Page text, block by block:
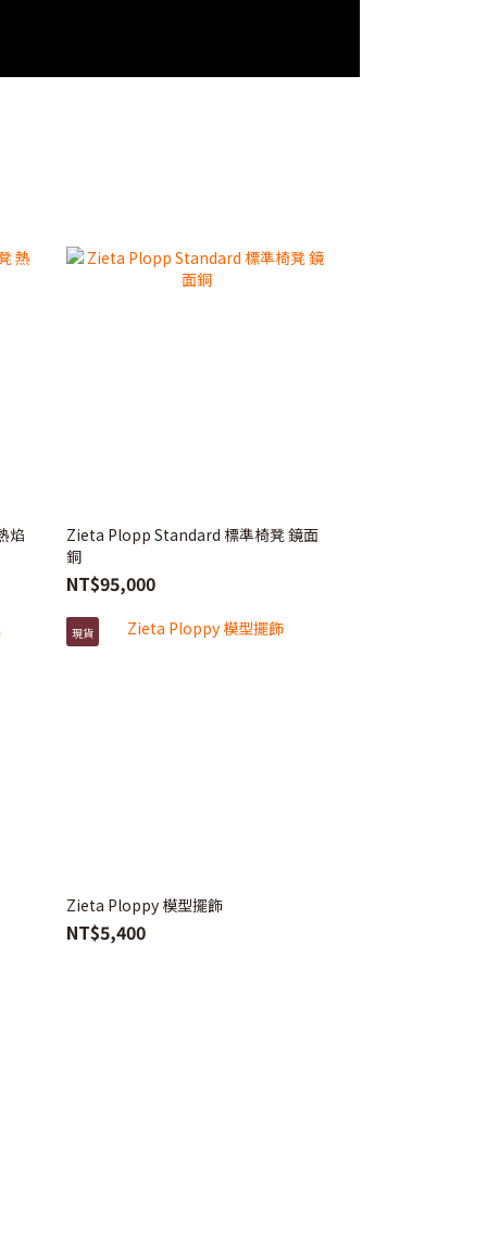
焰
Zieta Plopp Standard 標準椅凳 鏡面
銅
NT$95,000
現貨
Zieta Ploppy 模型擺飾
NT$5,400